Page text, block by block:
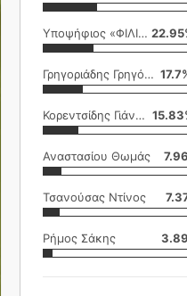
Υποψήφιος «ΦΙΛΙΚΗ ΕΤΑΙΡΕΙΑ»
Γρηγοριάδης Γρηγόρης
Κορεντσίδης Γιάννης
Αναστασίου Θωμάς
Τσανούσας Ντίνος
Ρήμος Σάκης